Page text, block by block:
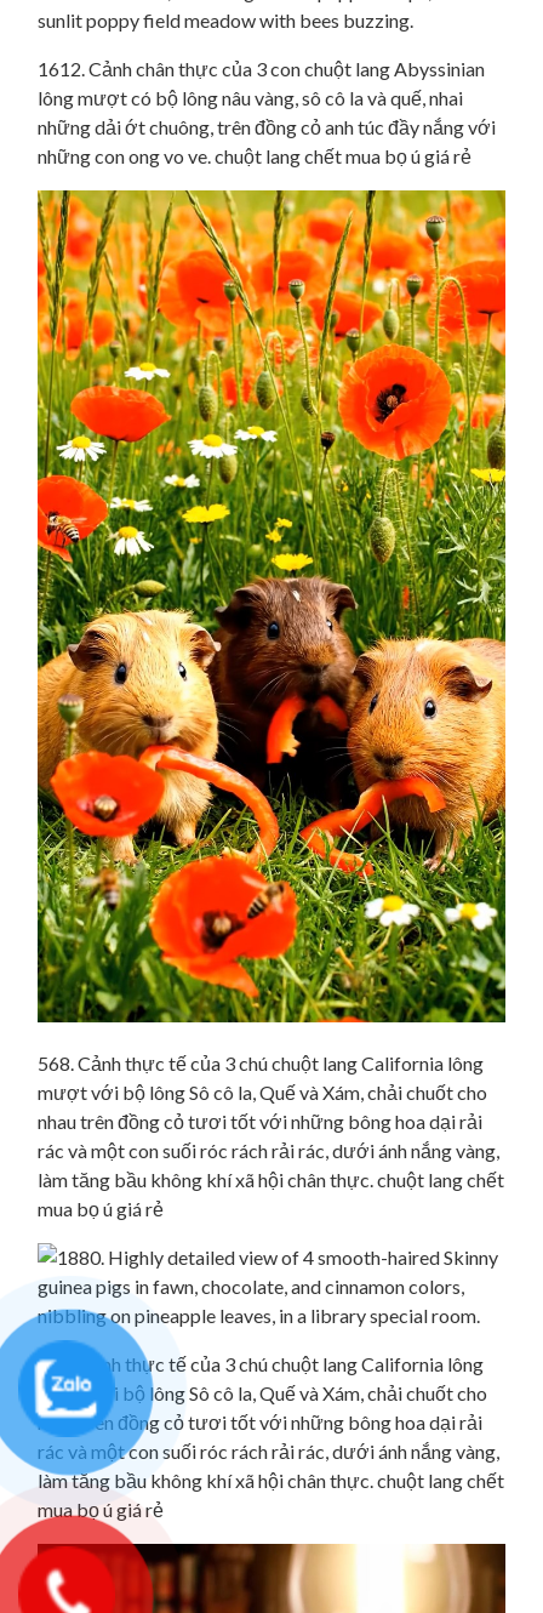
1612. Cảnh chân thực của 3 con chuột lang Abyssinian
lông mượt có bộ lông nâu vàng, sô cô la và quế, nhai
những dải ớt chuông, trên đồng cỏ anh túc đầy nắng với
những con ong vo ve. chuột lang chết mua bọ ú giá rẻ
568. Cảnh thực tế của 3 chú chuột lang California lông
mượt với bộ lông Sô cô la, Quế và Xám, chải chuốt cho
nhau trên đồng cỏ tươi tốt với những bông hoa dại rải
rác và một con suối róc rách rải rác, dưới ánh nắng vàng,
làm tăng bầu không khí xã hội chân thực. chuột lang chết
mua bọ ú giá rẻ
568. Cảnh thực tế của 3 chú chuột lang California lông
mượt với bộ lông Sô cô la, Quế và Xám, chải chuốt cho
nhau trên đồng cỏ tươi tốt với những bông hoa dại rải
rác và một con suối róc rách rải rác, dưới ánh nắng vàng,
làm tăng bầu không khí xã hội chân thực. chuột lang chết
mua bọ ú giá rẻ